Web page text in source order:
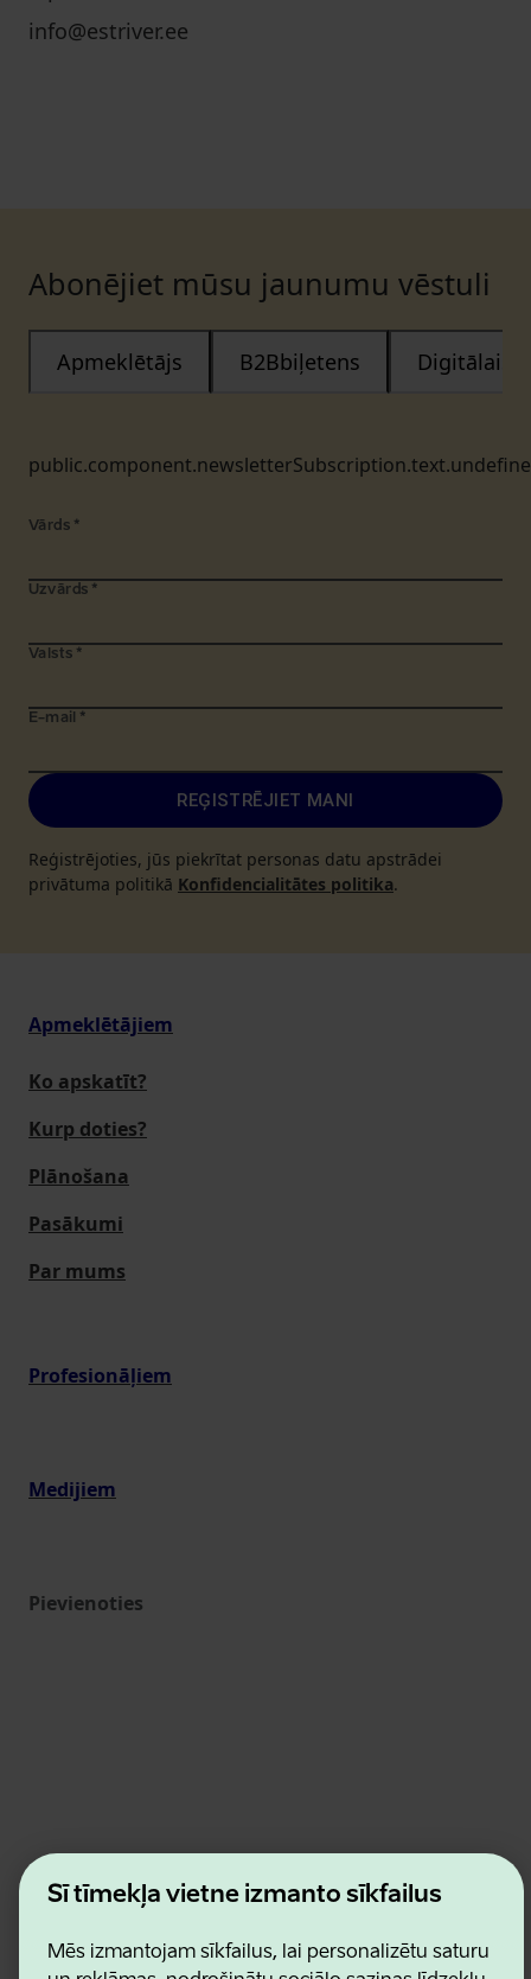
Šī tīmekļa vietne izmanto sīkfailus
Mēs izmantojam sīkfailus, lai personalizētu saturu
info@estriver.ee
Abonējiet mūsu jaunumu vēstuli
Apmeklētājs B2Bbiļetens Digitālais
Vārds *
Uzvārds *
Valsts *
E-mail *
REĢISTRĒJIET MANI
Reģistrējoties, jūs piekrītat personas datu apstrādei
privātuma politikā Konfidencialitātes politika.
Apmeklētājiem
Ko apskatīt?
Kurp doties?
Plānošana
Pasākumi
Par mums
Profesionāļiem
Medijiem
Pievienoties
Estonian Business and Innovation Agency
Kontakti
Lietošanas noteikumi
Sīkdatņu un konfidencialitātes politika